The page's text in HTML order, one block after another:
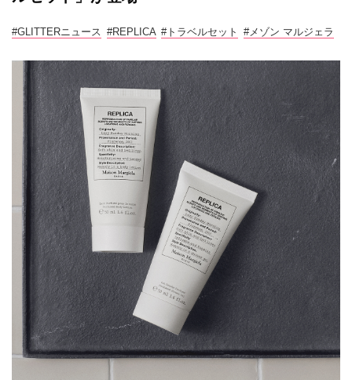
#GLITTERニュース #REPLICA #トラベルセット #メゾン マルジェラ